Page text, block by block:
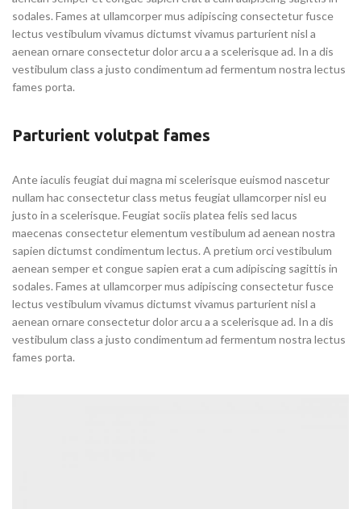
sodales. Fames at ullamcorper mus adipiscing consectetur fusce
lectus vestibulum vivamus dictumst vivamus parturient nisl a
aenean ornare consectetur dolor arcu a a scelerisque ad. In a dis
vestibulum class a justo condimentum ad fermentum nostra lectus
fames porta.
Parturient volutpat fames
Ante iaculis feugiat dui magna mi scelerisque euismod nascetur
nullam hac consectetur class metus feugiat ullamcorper nisl eu
justo in a scelerisque. Feugiat sociis platea felis sed lacus
maecenas consectetur elementum vestibulum ad aenean nostra
sapien dictumst condimentum lectus. A pretium orci vestibulum
aenean semper et congue sapien erat a cum adipiscing sagittis in
sodales. Fames at ullamcorper mus adipiscing consectetur fusce
lectus vestibulum vivamus dictumst vivamus parturient nisl a
aenean ornare consectetur dolor arcu a a scelerisque ad. In a dis
vestibulum class a justo condimentum ad fermentum nostra lectus
fames porta.